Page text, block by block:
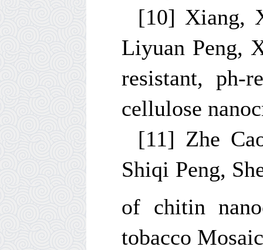
[10] Xiang,
Liyuan Peng,
resistant, ph-
cellulose
[11] Zhe
Shiqi Peng,
of chitin
tobacco